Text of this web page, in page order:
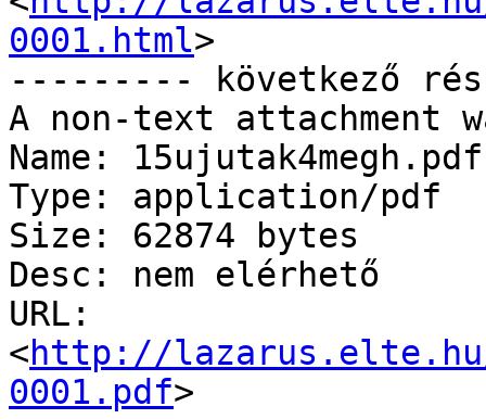
0001.html>
--------- következő
A non-text attachment
Name: 15ujutak4megh.pdf
Type: application/pdf
Size: 62874 bytes
Desc: nem elérhető
URL:
<http://lazarus.elte.hu/
0001.pdf